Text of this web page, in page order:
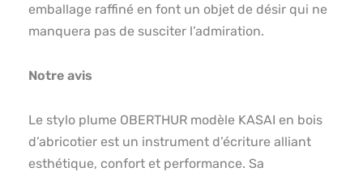
emballage raffiné en font un objet de désir qui ne
manquera pas de susciter l’admiration.
Notre avis
Le stylo plume OBERTHUR modèle KASAI en bois
d’abricotier est un instrument d’écriture alliant
esthétique, confort et performance. Sa